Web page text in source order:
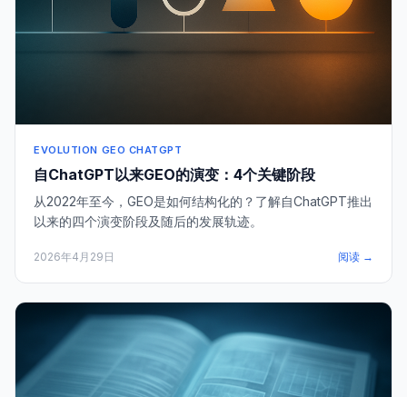
EVOLUTION GEO CHATGPT
自ChatGPT以来GEO的演变：4个关键阶段
从2022年至今，GEO是如何结构化的？了解自ChatGPT推出
以来的四个演变阶段及随后的发展轨迹。
2026年4月29日 阅读 →